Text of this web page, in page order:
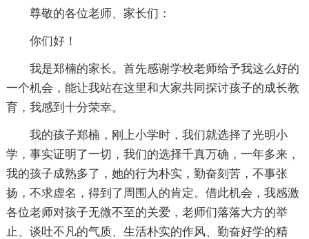
尊敬的各位老师、家长们：
你们好！
我是郑楠的家长。首先感谢学校老师给予我这么好的
一个机会，能让我站在这里和大家共同探讨孩子的成长教
育，我感到十分荣幸。
我的孩子郑楠，刚上小学时，我们就选择了光明小
学，事实证明了一切，我们的选择千真万确，一年多来，
我的孩子成熟多了，她的行为朴实，勤奋刻苦，不事张
扬，不求虚名，得到了周围人的肯定。借此机会，我感激
各位老师对孩子无微不至的关爱，老师们落落大方的举
止、谈吐不凡的气质、生活朴实的作风、勤奋好学的精